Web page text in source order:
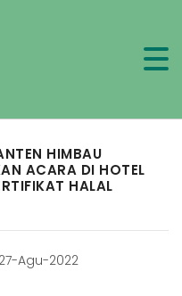
HIMBAU
ACARA DI HOTEL
HALAL
27-Agu-2022